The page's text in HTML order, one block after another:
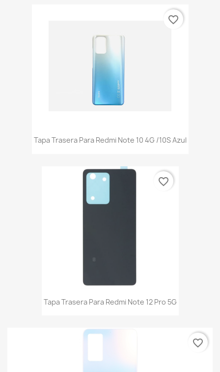
Tapa Trasera Para Redmi Note 10 4G /10S Azul
favorite_border
Tapa Trasera Para Redmi Note 12 Pro 5G
favorite_border
favorite_border